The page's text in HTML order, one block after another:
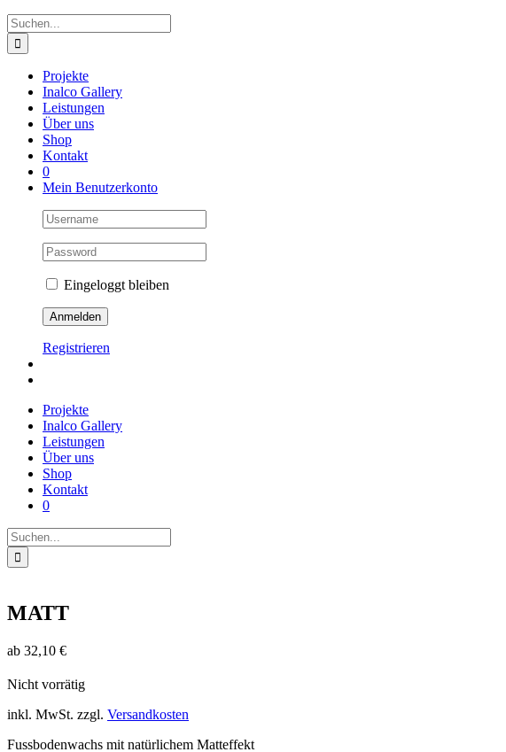
Suche
nach:
Projekte
Inalco Gallery
Leistungen
Über uns
Shop
Kontakt
0
Mein Benutzerkonto
Eingeloggt bleiben
Registrieren
Projekte
Inalco Gallery
Leistungen
Über uns
Shop
Kontakt
0
Suche
nach:
MATT
ab 32,10 €
Nicht vorrätig
inkl. MwSt. zzgl. Versandkosten
Fussbodenwachs mit natürlichem Matteffekt